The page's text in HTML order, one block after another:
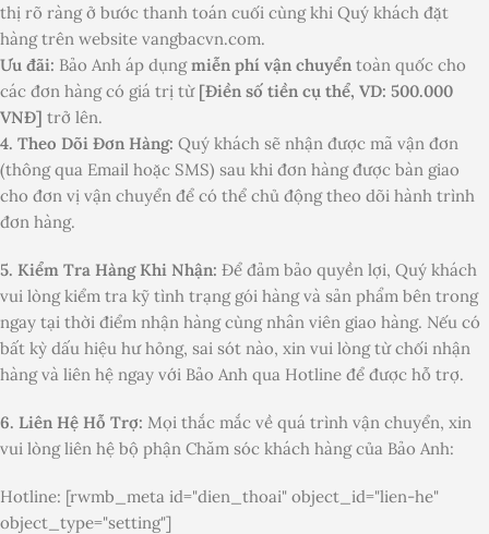
thị rõ ràng ở bước thanh toán cuối cùng khi Quý khách đặt
hàng trên website vangbacvn.com.
Ưu đãi: Bảo Anh áp dụngmiễn phí vận chuyển toàn quốc cho
các đơn hàng có giá trị từ [Điền số tiền cụ thể, VD: 500.000
VNĐ] trở lên.
4. Theo Dõi Đơn Hàng: Quý khách sẽ nhận được mã vận đơn
(thông qua Email hoặc SMS) sau khi đơn hàng được bàn giao
cho đơn vị vận chuyển để có thể chủ động theo dõi hành trình
đơn hàng.
5. Kiểm Tra Hàng Khi Nhận: Để đảm bảo quyền lợi, Quý khách
vui lòng kiểm tra kỹ tình trạng gói hàng và sản phẩm bên trong
ngay tại thời điểm nhận hàng cùng nhân viên giao hàng. Nếu có
bất kỳ dấu hiệu hư hỏng, sai sót nào, xin vui lòng từ chối nhận
hàng và liên hệ ngay với Bảo Anh qua Hotline để được hỗ trợ.
6. Liên Hệ Hỗ Trợ: Mọi thắc mắc về quá trình vận chuyển, xin
vui lòng liên hệ bộ phận Chăm sóc khách hàng của Bảo Anh:
Hotline: [rwmb_meta id="dien_thoai" object_id="lien-he"
object_type="setting"]